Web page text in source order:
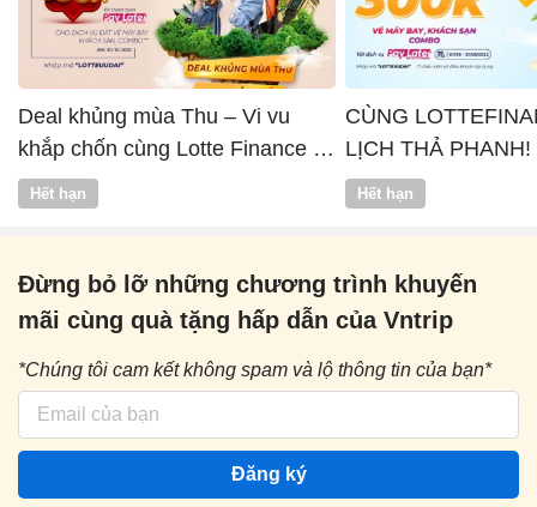
Deal khủng mùa Thu – Vi vu
khắp chốn cùng Lotte Finance x
Vntrip
Hết hạn
CÙNG
LỊCH THẢ PHANH!
Hết hạn
Đừng bỏ lỡ những chương trình khuyến
mãi cùng quà tặng hấp dẫn của Vntrip
*Chúng tôi cam kết không spam và lộ thông tin của bạn*
Đăng ký